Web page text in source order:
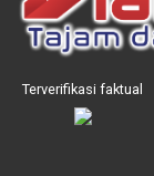
Terverifikasi faktual